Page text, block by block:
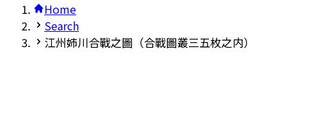
Home
Search
江州姉川合戰之圖（合戰圖叢三五枚之内）